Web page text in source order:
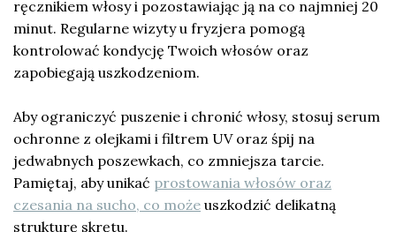
ręcznikiem włosy i pozostawiając ją na co najmniej 20
minut. Regularne wizyty u fryzjera pomogą
kontrolować kondycję Twoich włosów oraz
zapobiegają uszkodzeniom.
Aby ograniczyć puszenie i chronić włosy, stosuj serum
ochronne z olejkami i filtrem UV oraz śpij na
jedwabnych poszewkach, co zmniejsza tarcie.
Pamiętaj, aby unikać prostowania włosów oraz
czesania na sucho, co może uszkodzić delikatną
strukturę skrętu.